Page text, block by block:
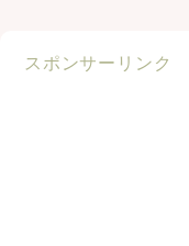
スポンサーリンク